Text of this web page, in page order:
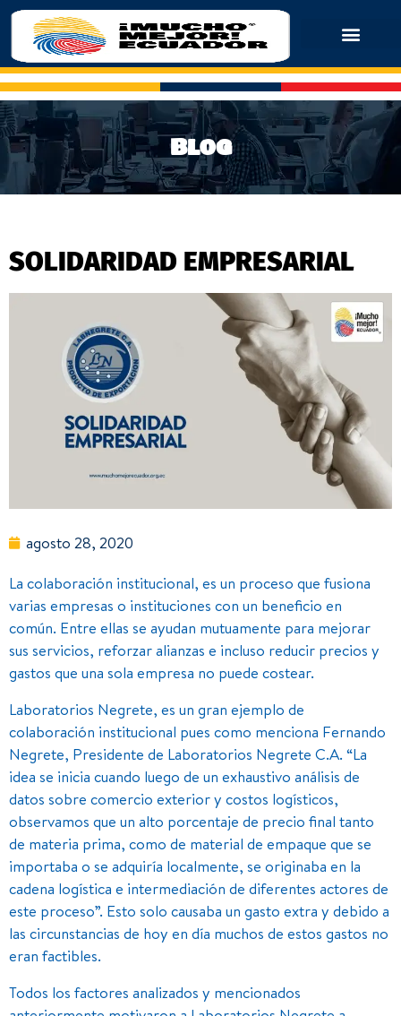
Blog
SOLIDARIDAD EMPRESARIAL
agosto 28, 2020
La colaboración institucional, es un proceso que fusiona
varias empresas o instituciones con un beneficio en
común. Entre ellas se ayudan mutuamente para mejorar
sus servicios, reforzar alianzas e incluso reducir precios y
gastos que una sola empresa no puede costear.
Laboratorios Negrete, es un gran ejemplo de
colaboración institucional pues como menciona Fernando
Negrete, Presidente de Laboratorios Negrete C.A. “La
idea se inicia cuando luego de un exhaustivo análisis de
datos sobre comercio exterior y costos logísticos,
observamos que un alto porcentaje de precio final tanto
de materia prima, como de material de empaque que se
importaba o se adquiría localmente, se originaba en la
cadena logística e intermediación de diferentes actores de
este proceso”. Esto solo causaba un gasto extra y debido a
las circunstancias de hoy en día muchos de estos gastos no
eran factibles.
Todos los factores analizados y mencionados